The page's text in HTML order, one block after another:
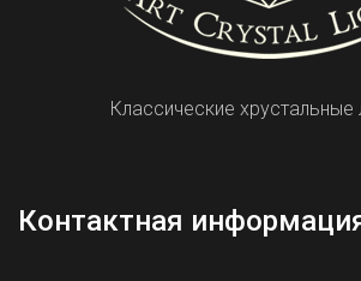
Классические
Контактная